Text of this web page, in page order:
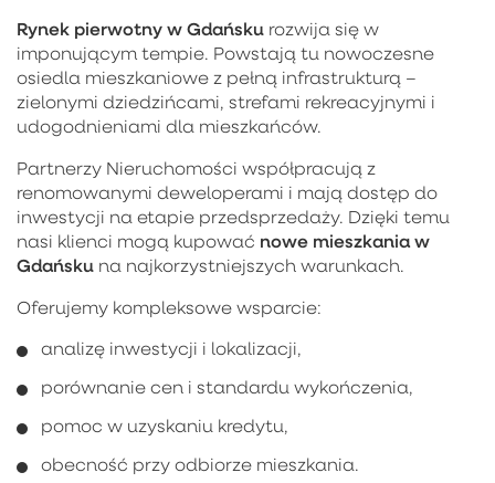
Rynek pierwotny w Gdańsku rozwija się w
imponującym tempie. Powstają tu nowoczesne
osiedla mieszkaniowe z pełną infrastrukturą –
zielonymi dziedzińcami, strefami rekreacyjnymi i
udogodnieniami dla mieszkańców.
Partnerzy Nieruchomości współpracują z
renomowanymi deweloperami i mają dostęp do
inwestycji na etapie przedsprzedaży. Dzięki temu
nasi klienci mogą kupować nowe mieszkania w
Gdańsku na najkorzystniejszych warunkach.
Oferujemy kompleksowe wsparcie:
analizę inwestycji i lokalizacji,
porównanie cen i standardu wykończenia,
pomoc w uzyskaniu kredytu,
obecność przy odbiorze mieszkania.